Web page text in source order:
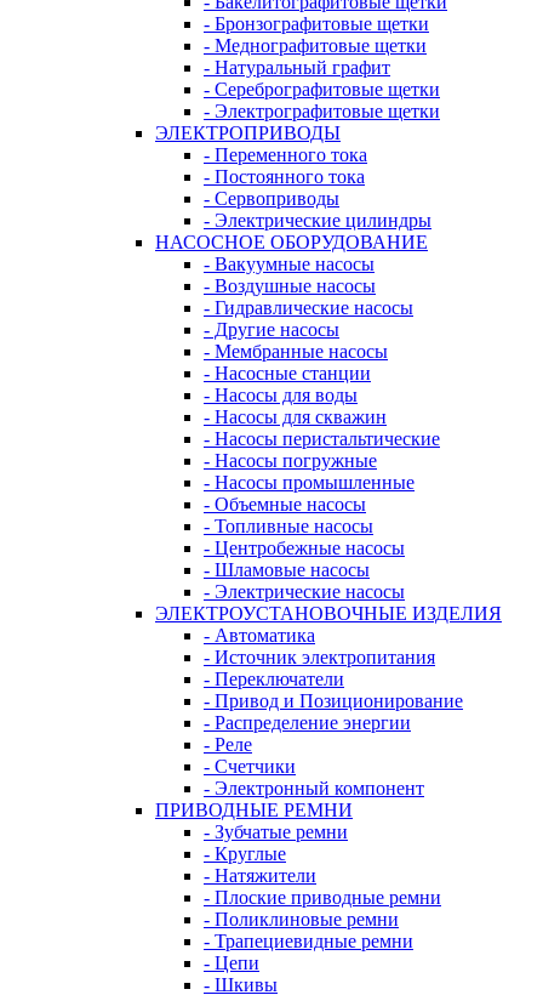
- Бронзографитовые щетки
- Меднографитовые щетки
- Натуральный графит
- Серебрографитовые щетки
- Электрографито­­­вые щетки
ЭЛЕКТРОПРИВОДЫ
- Переменного тока
- Постоянного тока
- Сервоприводы
- Электрические цилиндры
НАСОСНОЕ ОБОРУДОВАНИЕ
- Вакуумные насосы
- Воздушные насосы
- Гидравлические насосы
- Другие насосы
- Мембранные насосы
- Насосные станции
- Насосы для воды
- Насосы для скважин
- Насосы перистальтические
- Насосы погружные
- Насосы промышленные
- Объемные насосы
- Топливные насосы
- Центробежные насосы
- Шламовые насосы
- Электрические насосы
ЭЛЕКТРОУСТАНОВОЧНЫЕ ИЗДЕЛИЯ
- Автоматика
- Источник электропитания
- Переключатели
- Привод и Позиционирование
- Распределение энергии
- Реле
- Счетчики
- Электронный компонент
ПРИВОДНЫЕ РЕМНИ
- Зубчатые ремни
- Круглые
- Натяжители
- Плоские приводные ремни
- Поликлиновые ремни
- Трапециевидные ремни
- Цепи
- Шкивы